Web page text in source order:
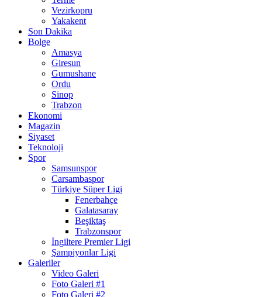
Vezirkopru
Yakakent
Son Dakika
Bolge
Amasya
Giresun
Gumushane
Ordu
Sinop
Trabzon
Ekonomi
Magazin
Siyaset
Teknoloji
Spor
Samsunspor
Carsambaspor
Türkiye Süper Ligi
Fenerbahçe
Galatasaray
Beşiktaş
Trabzonspor
İngiltere Premier Ligi
Şampiyonlar Ligi
Galeriler
Video Galeri
Foto Galeri #1
Foto Galeri #2